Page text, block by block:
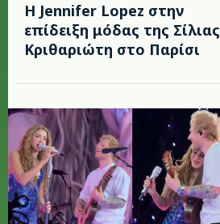
Η Jennifer Lopez στην
επίδειξη μόδας της Σίλιας
Κριθαριώτη στο Παρίσι